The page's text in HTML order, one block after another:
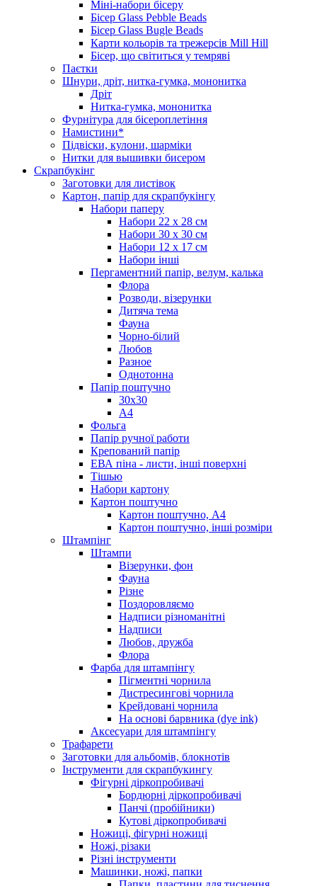
Міні-набори бісеру
Бісер Glass Pebble Beads
Бісер Glass Bugle Beads
Карти кольорів та трежерсів Mill Hill
Бісер, що світиться у темряві
Паєтки
Шнури, дріт, нитка-гумка, мононитка
Дріт
Нитка-гумка, мононитка
Фурнітура для бісероплетіння
Намистини*
Підвіски, кулони, шарміки
Нитки для вышивки бисером
Скрапбукінг
Заготовки для листівок
Картон, папір для скрапбукінгу
Набори паперу
Набори 22 х 28 см
Набори 30 х 30 см
Набори 12 х 17 см
Набори інші
Пергаментний папір, велум, калька
Флора
Розводи, візерунки
Дитяча тема
Фауна
Чорно-білий
Любов
Разное
Однотонна
Папір поштучно
30х30
А4
Фольга
Папір ручної работи
Крепований папір
ЕВА піна - листи, інші поверхні
Тішью
Набори картону
Картон поштучно
Картон поштучно, А4
Картон поштучно, інші розміри
Штампінг
Штампи
Візерунки, фон
Фауна
Різне
Поздоровляємо
Надписи різноманітні
Надписи
Любов, дружба
Флора
Фарба для штампінгу
Пігментні чорнила
Дистресингові чорнила
Крейдовані чорнила
На основі барвника (dye ink)
Аксесуари для штампінгу
Трафарети
Заготовки для альбомів, блокнотів
Інструменти для скрапбукингу
Фігурні діркопробивачі
Бордюрні діркопробивачі
Панчі (пробійники)
Кутові діркопробивачі
Ножиці, фігурні ножиці
Ножі, різаки
Різні інструменти
Машинки, ножі, папки